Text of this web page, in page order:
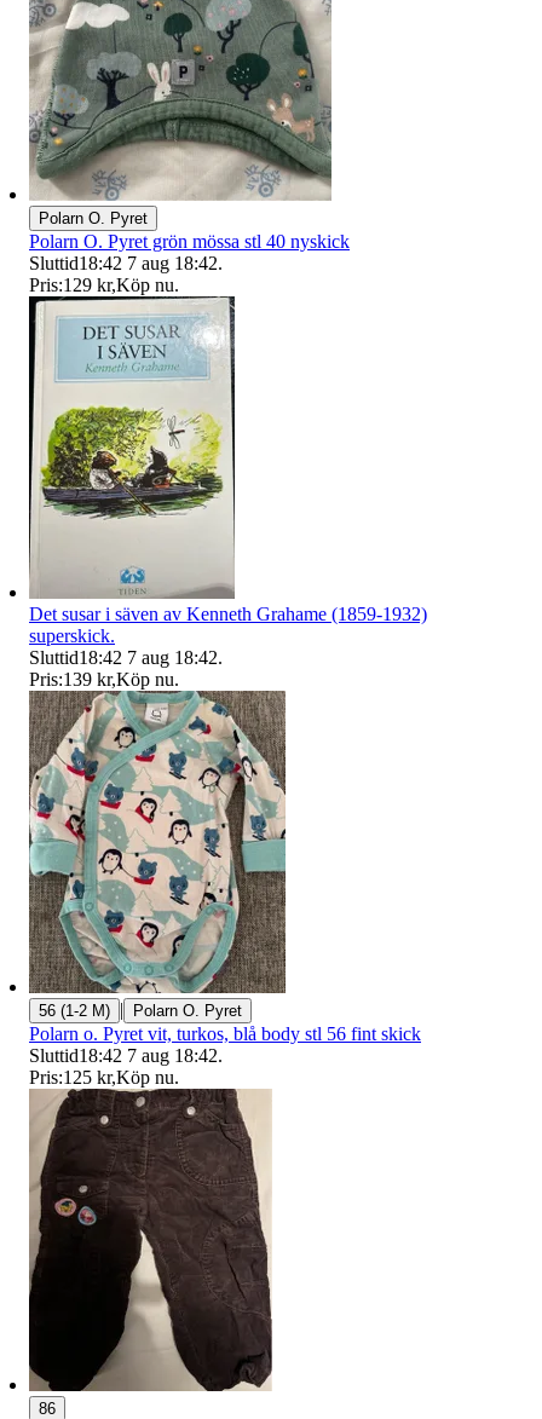
Polarn O. Pyret
Polarn O. Pyret grön mössa stl 40 nyskick
Sluttid18:42 7 aug 18:42.
Pris:129 kr,Köp nu.
Det susar i säven av Kenneth Grahame (1859-1932)
superskick.
Sluttid18:42 7 aug 18:42.
Pris:139 kr,Köp nu.
56 (1-2 M) | Polarn O. Pyret
Polarn o. Pyret vit, turkos, blå body stl 56 fint skick
Sluttid18:42 7 aug 18:42.
Pris:125 kr,Köp nu.
86